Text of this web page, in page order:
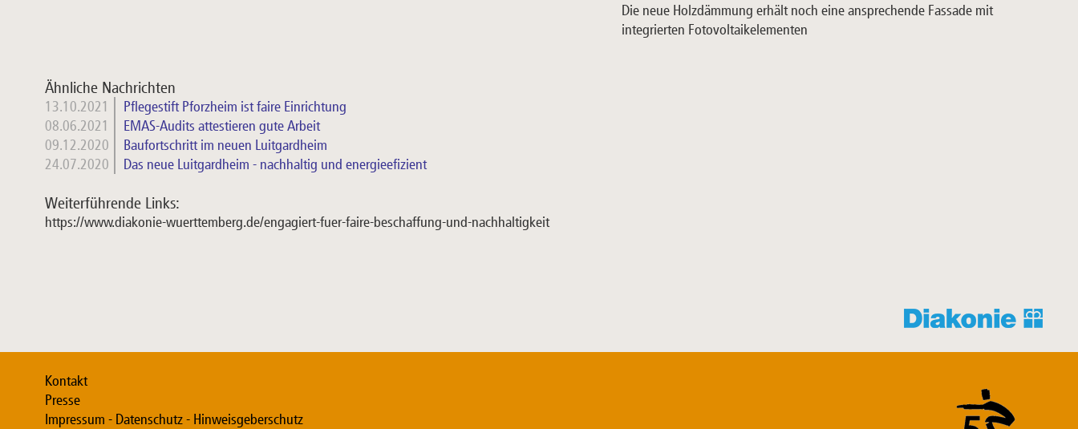
Die neue Holzdämmung erhält noch eine ansprechende Fassade mit
integrierten Fotovoltaikelementen
Ähnliche Nachrichten
13.10.2021
Pflegestift Pforzheim ist faire Einrichtung
08.06.2021
EMAS-Audits attestieren gute Arbeit
09.12.2020
Baufortschritt im neuen Luitgardheim
24.07.2020
Das neue Luitgardheim - nachhaltig und energieefizient
Weiterführende Links:
https://www.diakonie-wuerttemberg.de/engagiert-fuer-faire-beschaffung-und-nachhaltigkeit
Kontakt
Presse
Impressum - Datenschutz - Hinweisgeberschutz